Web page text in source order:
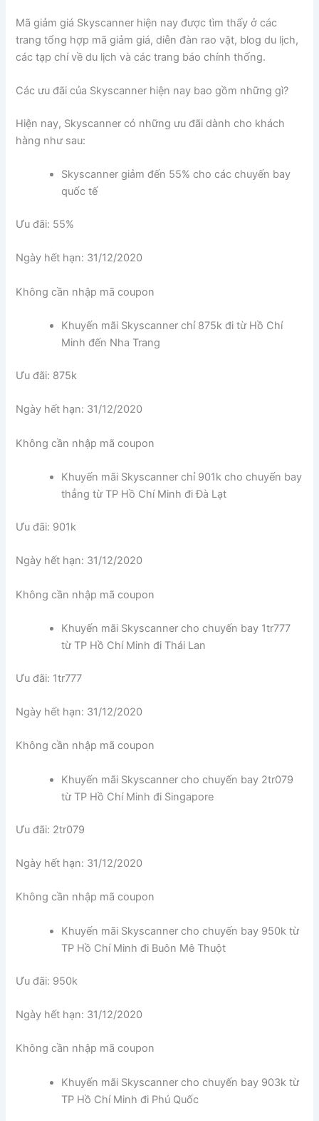
Mã giảm giá Skyscanner hiện nay được tìm thấy ở các
trang tổng hợp mã giảm giá, diễn đàn rao vặt, blog du lịch,
các tạp chí về du lịch và các trang báo chính thống.
Các ưu đãi của Skyscanner hiện nay bao gồm những gì?
Hiện nay, Skyscanner có những ưu đãi dành cho khách
hàng như sau:
Skyscanner giảm đến 55% cho các chuyến bay
quốc tế
Ưu đãi: 55%
Ngày hết hạn: 31/12/2020
Không cần nhập mã coupon
Khuyến mãi Skyscanner chỉ 875k đi từ Hồ Chí
Minh đến Nha Trang
Ưu đãi: 875k
Ngày hết hạn: 31/12/2020
Không cần nhập mã coupon
Khuyến mãi Skyscanner chỉ 901k cho chuyến bay
thẳng từ TP Hồ Chí Minh đi Đà Lạt
Ưu đãi: 901k
Ngày hết hạn: 31/12/2020
Không cần nhập mã coupon
Khuyến mãi Skyscanner cho chuyến bay 1tr777
từ TP Hồ Chí Minh đi Thái Lan
Ưu đãi: 1tr777
Ngày hết hạn: 31/12/2020
Không cần nhập mã coupon
Khuyến mãi Skyscanner cho chuyến bay 2tr079
từ TP Hồ Chí Minh đi Singapore
Ưu đãi: 2tr079
Ngày hết hạn: 31/12/2020
Không cần nhập mã coupon
Khuyến mãi Skyscanner cho chuyến bay 950k từ
TP Hồ Chí Minh đi Buôn Mê Thuột
Ưu đãi: 950k
Ngày hết hạn: 31/12/2020
Không cần nhập mã coupon
Khuyến mãi Skyscanner cho chuyến bay 903k từ
TP Hồ Chí Minh đi Phú Quốc